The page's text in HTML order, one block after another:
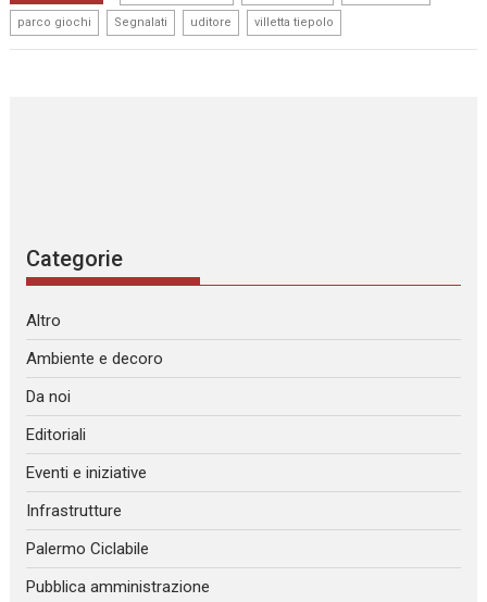
parco giochi Segnalati uditore villetta tiepolo
Categorie
Altro
Ambiente e decoro
Da noi
Editoriali
Eventi e iniziative
Infrastrutture
Palermo Ciclabile
Pubblica amministrazione